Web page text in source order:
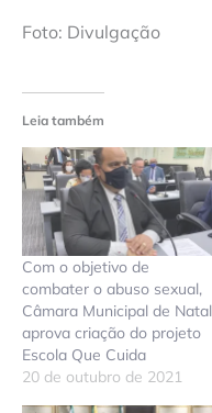
Foto: Divulgação
Leia também
Com o objetivo de
combater o abuso sexual,
Câmara Municipal de Natal
aprova criação do projeto
Escola Que Cuida
20 de outubro de 2021